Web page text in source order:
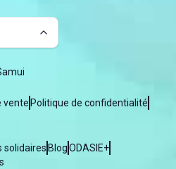
vente Politique de confidentialité
solidaires BlogODASIE+